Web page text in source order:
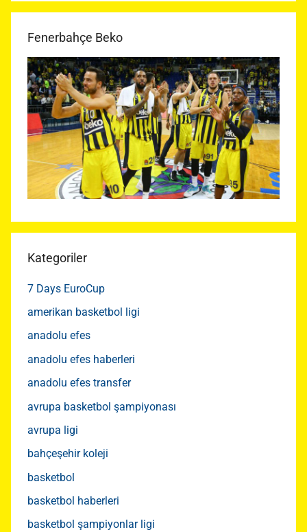
Fenerbahçe Beko
Kategoriler
7 Days EuroCup
amerikan basketbol ligi
anadolu efes
anadolu efes haberleri
anadolu efes transfer
avrupa basketbol şampiyonası
avrupa ligi
bahçeşehir koleji
basketbol
basketbol haberleri
basketbol şampiyonlar ligi